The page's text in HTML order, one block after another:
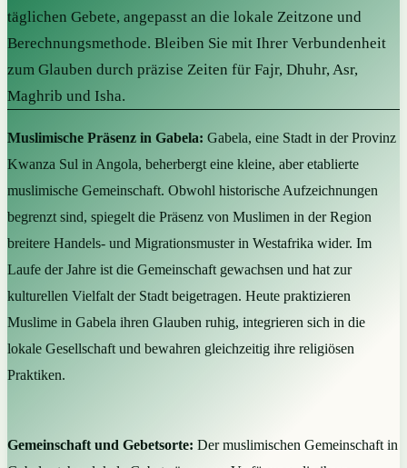
täglichen Gebete, angepasst an die lokale Zeitzone und
Berechnungsmethode. Bleiben Sie mit Ihrer Verbundenheit
zum Glauben durch präzise Zeiten für Fajr, Dhuhr, Asr,
Maghrib und Isha.
Muslimische Präsenz in Gabela: Gabela, eine Stadt in der Provinz
Kwanza Sul in Angola, beherbergt eine kleine, aber etablierte
muslimische Gemeinschaft. Obwohl historische Aufzeichnungen
begrenzt sind, spiegelt die Präsenz von Muslimen in der Region
breitere Handels- und Migrationsmuster in Westafrika wider. Im
Laufe der Jahre ist die Gemeinschaft gewachsen und hat zur
kulturellen Vielfalt der Stadt beigetragen. Heute praktizieren
Muslime in Gabela ihren Glauben ruhig, integrieren sich in die
lokale Gesellschaft und bewahren gleichzeitig ihre religiösen
Praktiken.
Gemeinschaft und Gebetsorte: Der muslimischen Gemeinschaft in